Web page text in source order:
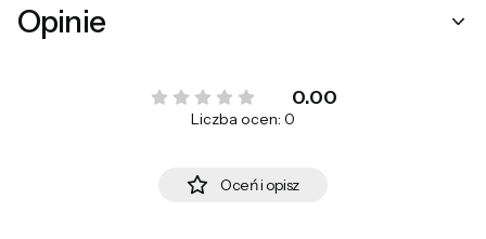
Opinie
0.00
Liczba ocen: 0
Oceń i opisz